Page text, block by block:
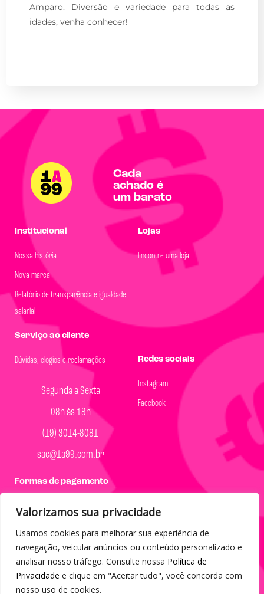
Valorizamos sua privacidade
Usamos cookies para melhorar sua experiência de
navegação, veicular anúncios ou conteúdo personalizado e
analisar nosso tráfego. Consulte nossa Política de
Privacidade e clique em "Aceitar tudo", você concorda com
nosso uso de cookies.
Amparo. Diversão e variedade para todas as
idades, venha conhecer!
Cada
achado é
um barato
Institucional
Nossa história
Nova marca
Relatório de transparência e igualdade
salarial
Lojas
Encontre uma loja
Serviço ao cliente
Dúvidas, elogios e reclamações
Segunda a Sexta
08h às 18h
(19) 3014-8081
sac@1a99.com.br
Redes sociais
Instagram
Facebook
Formas de pagamento
Dinheiro e Pix
© 2023 por Agência Maples. Loja 1A99 Cada achado é um barato